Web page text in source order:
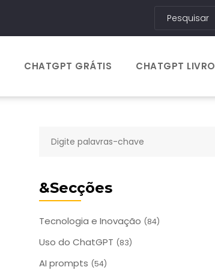
CHATGPT GRÁTIS CHATGPT LIVRO
&Secções
Tecnologia e Inovação (84)
Uso do ChatGPT (83)
AI prompts (54)